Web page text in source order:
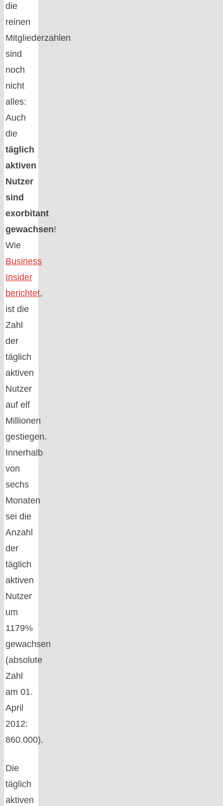
die
reinen
Mitgliederzahlen
sind
noch
nicht
alles:
Auch
die
täglich
aktiven
Nutzer
sind
exorbitant
gewachsen!
Wie
Business
Insider
berichtet,
ist die
Zahl
der
täglich
aktiven
Nutzer
auf elf
Millionen
gestiegen.
Innerhalb
von
sechs
Monaten
sei die
Anzahl
der
täglich
aktiven
Nutzer
um
1179%
gewachsen
(absolute
Zahl
am 01.
April
2012:
860.000).
Die
täglich
aktiven